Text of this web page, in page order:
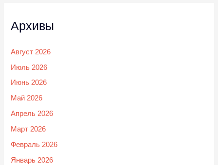
Архивы
Август 2026
Июль 2026
Июнь 2026
Май 2026
Апрель 2026
Март 2026
Февраль 2026
Январь 2026